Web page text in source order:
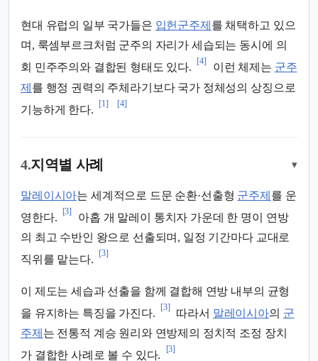
현대 유럽의 일부 국가들은 입헌군주제 를 채택하고 있으
며, 룩셈부르크처럼 군주의 자리가 세습되는 동시에 의
회 민주주의와 결합된 형태도 있다.
[4]
이런 체제는 군주
제 를 행정 권력의 주체라기보다 국가 정체성의 상징으로
기능하게 한다.
[1] [4]
4.지역별 사례 ▾
말레이시아는 세계적으로 드문 순환·선출형 군주제 를 운
영한다.
[3]
아홉 개 말레이 통치자 가운데 한 명이 연방
의 최고 수반인 왕으로 선출되며, 일정 기간마다 교대로
직위를 맡는다.
[3]
이 제도는 세습과 선출을 함께 결합해 연방 내부의 균형
을 유지하는 특징을 가진다.
[3]
따라서 말레이시아의 군
주제 는 전통적 계승 원리와 연방제의 정치적 조정 장치
가 결합한 사례로 볼 수 있다.
[3]